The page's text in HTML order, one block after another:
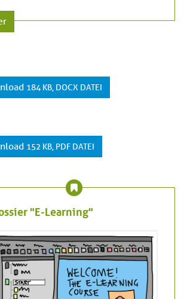
184 KB, DOCX DATEI
152 KB, PDF DATEI
"E-Learning"